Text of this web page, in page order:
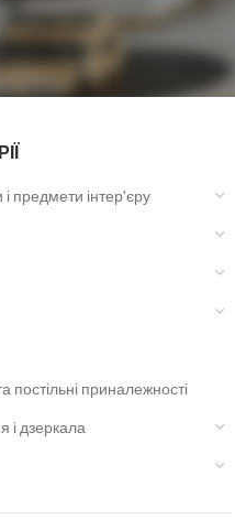
предмети інтер'єру
постільні приналежності
і дзеркала